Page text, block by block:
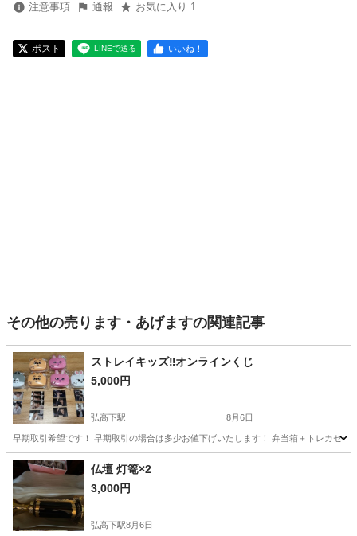
注意事項 通報 お気に入り 1
ポスト LINEで送る いいね！
その他の売ります・あげますの関連記事
ストレイキッズ‼️オンラインくじ
5,000円
弘高下駅 8月6日
早期取引希望です！ 早期取引の場合は多少お値下げいたします！ 弁当箱＋トレカセ
青森 弘前市 弘高下駅
仏壇 灯篭×2
3,000円
弘高下駅8月6日